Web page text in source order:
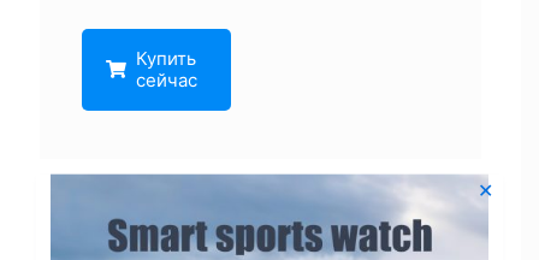
Купить
сейчас
✕